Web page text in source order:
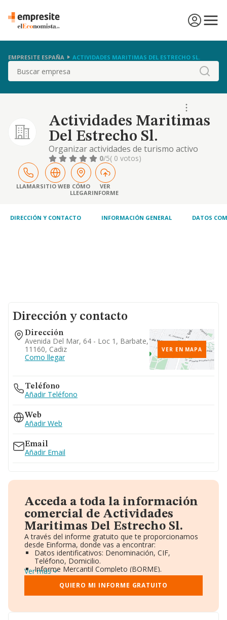
EMPRESITE ESPAÑA ACTIVIDADES MARITIMAS DEL ESTRECHO SL.
Buscar
Actividades Maritimas
Del Estrecho Sl.
Organizar actividades de turismo activo
desarrolladas en el medio natural tales
como: buceo o actividades subacuáticas,
bicicleta de montaña, descenso de
barrancos, descenso en bote, escalada,
esquí de rio, esquí acuático, hidropedales,
vela, piragõismo, qua
0/5( 0 votos)
LLAMARSITIO WEB CÓMO
LLEGAR
VER
INFORME
DIRECCIÓN Y CONTACTO INFORMACIÓN GENERAL DATOS
Dirección y contacto
Dirección
Avenida Del Mar, 64 - Loc 1, Barbate,
11160, Cadiz
Como llegar
VER EN MAPA
Teléfono
Añadir Teléfono
Web
Añadir Web
Email
Añadir Email
Acceda a toda la información
comercial de Actividades
Maritimas Del Estrecho Sl.
A través del informe gratuito que te proporcionamos
desde Einforma, donde vas a encontrar:
Datos identificativos: Denominación, CIF,
Teléfono, Domicilio.
Informe Mercantil Completo (BORME).
Gráficos de Evolución Ventas y Empleados.
Consejo de Administración y Administradores.
Directivos y Ejecutivos.
Ver más
QUIERO MI INFORME GRATUITO